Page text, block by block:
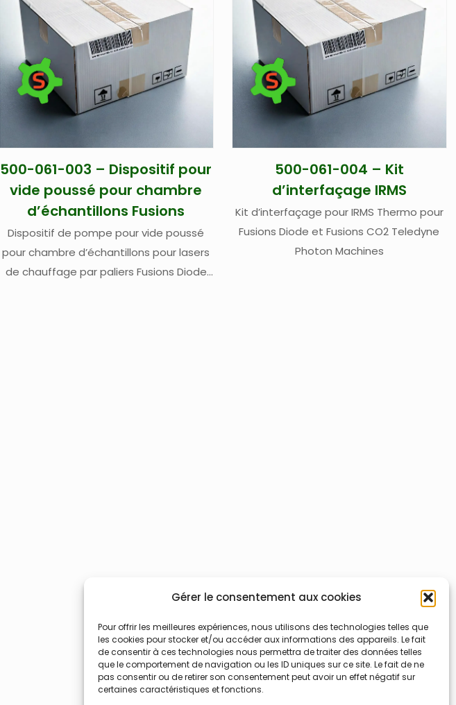
Gérer le consentement aux cookies
Pour offrir les meilleures expériences, nous utilisons des technologies telles que
les cookies pour stocker et/ou accéder aux informations des appareils. Le fait
de consentir à ces technologies nous permettra de traiter des données telles
que le comportement de navigation ou les ID uniques sur ce site. Le fait de ne
pas consentir ou de retirer son consentement peut avoir un effet négatif sur
certaines caractéristiques et fonctions.
500-061-003 – Dispositif pour
vide poussé pour chambre
d’échantillons Fusions
Dispositif de pompe pour vide poussé
pour chambre d’échantillons pour lasers
de chauffage par paliers Fusions Diode
500-061-004 – Kit
d’interfaçage IRMS
Kit d’interfaçage pour IRMS Thermo pour
Fusions Diode et Fusions CO2 Teledyne
Photon Machines